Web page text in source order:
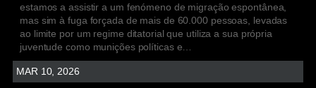
estamos a assistir a um fenómeno de migração espontânea,
mas sim à fuga forçada de mais de 60.000 pessoas, levadas
ao limite por um regime ditatorial que utiliza a sua própria
juventude como munições políticas e…
MAR 10, 2026